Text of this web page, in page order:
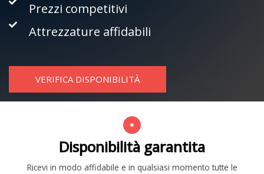
Prezzi competitivi
Attrezzature affidabili
VERIFICA DISPONIBILITÀ
Disponibilità garantita
Ricevi in modo affidabile e in qualsiasi momento tutte le